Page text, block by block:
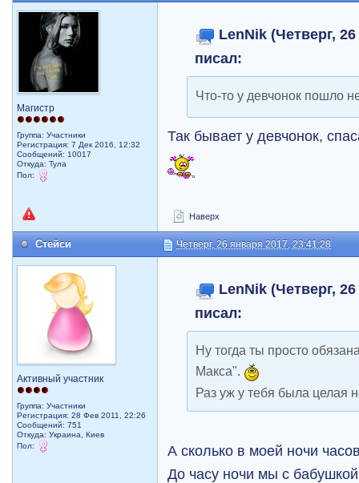
Магистр
Группа: Участники
Регистрация: 7 Дек 2016, 12:32
Сообщений: 10017
Откуда: Тула
Пол:
LenNik (Четверг,
писал:
Что-то у девчонок пошло
Так бывает у девчонок,
Наверх
Стейси Четверг, 26 января 2017, 23:41:28
Активный участник
Группа: Участники
Регистрация: 28 Фев 2011, 22:26
Сообщений: 751
Откуда: Украина, Киев
Пол:
LenNik (Четверг,
писал:
Ну тогда ты просто
Макса".
Раз уж у тебя была целая
А сколько в моей ночи
До часу ночи мы с